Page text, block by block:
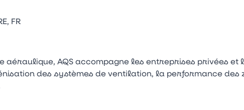
FR
aéraulique, AQS accompagne les entreprises privées
des systèmes de ventilation, la performance des